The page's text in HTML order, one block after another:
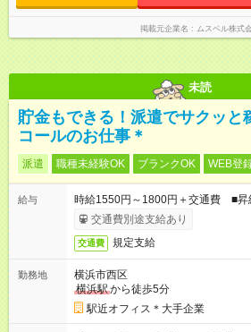
掲載元企業名 ムスベル株式
未読
貯金もできる！派遣でサクッと
コールのお仕事＊
派遣 職種未経験OK ブランクOK WEB登
給与
時給1550円～1800円＋交通費 ■
交通費別途支給あり
交通費 規定支給
勤務地
横浜市西区
横浜駅から徒歩5分
駅近オフィス＊大手企業